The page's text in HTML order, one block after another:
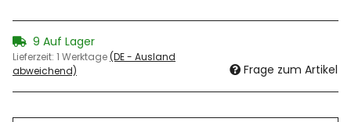
9 Auf Lager
Lieferzeit: 1 Werktage(DE - Ausland
abweichend)
Frage zum Artikel